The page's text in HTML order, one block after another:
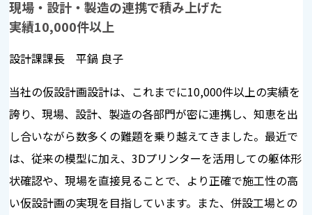
現場・設計・製造の連携で積み上げた
実績10,000件以上
設計課課長 平鍋 良子
当社の仮設計画設計は、これまでに10,000件以上の実績を
誇り、現場、設計、製造の各部門が密に連携し、知恵を出
し合いながら数多くの難題を乗り越えてきました。最近で
は、従来の模型に加え、3Dプリンターを活用しての躯体形
状確認や、現場を直接見ることで、より正確で施工性の高
い仮設計画の実現を目指しています。また、併設工場との